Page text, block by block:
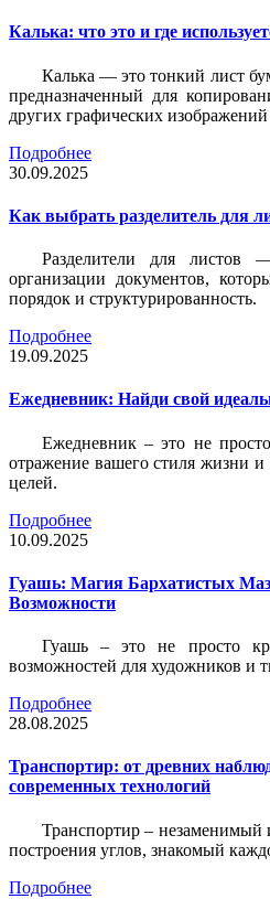
Калька: что это и где
Калька — это тонкий лист
предназначенный для
других графических изображений
Подробнее
30.09.2025
Как выбрать разделитель для
Разделители для
организации документов,
порядок и структурированность.
Подробнее
19.09.2025
Ежедневник: Найди свой
Ежедневник – это не
отражение вашего стиля жизни
целей.
Подробнее
10.09.2025
Гуашь: Магия Бархатистых
Возможности
Гуашь – это не просто
возможностей для художников и
Подробнее
28.08.2025
Транспортир: от древних
современных технологий
Транспортир – незаменимый
построения углов, знакомый
Подробнее